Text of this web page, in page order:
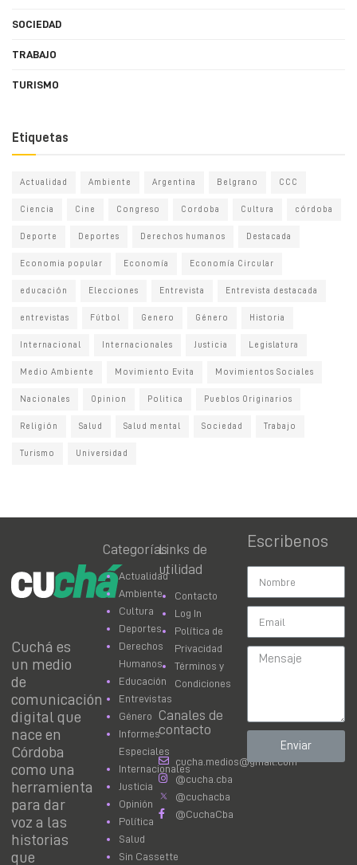
SOCIEDAD
TRABAJO
TURISMO
Etiquetas
Actualidad Ambiente Argentina Belgrano CCC
Ciencia Cine Congreso Cordoba Cultura córdoba
Deporte Deportes Derechos humanos Destacada
Economia popular Economía Economía Circular
educación Elecciones Entrevista Entrevista destacada
entrevistas Fútbol Genero Género Historia
Internacional Internacionales Justicia Legislatura
Medio Ambiente Movimiento Evita Movimientos Sociales
Nacionales Opinion Politica Pueblos Originarios
Religión Salud Salud mental Sociedad Trabajo
Turismo Universidad
Cuchá es
un medio
de
comunicación
digital que
nace en
Córdoba
como una
herramienta
para dar
voz a las
historias
que
Categorías
Actualidad
Ambiente
Cultura
Deportes
Derechos
Humanos
Educación
Entrevistas
Género
Informes
Especiales
Internacionales
Justicia
Opinión
Política
Salud
Sin Cassette
Links de
utilidad
Contacto
Log In
Política de
Privacidad
Términos y
Condiciones
Canales de
contacto
cucha.medios@gmail.com
@cucha.cba
@cuchacba
@CuchaCba
Escribenos
Enviar